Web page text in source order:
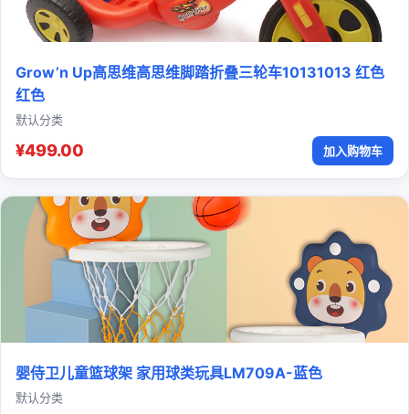
Grow’n Up高思维高思维脚踏折叠三轮车10131013 红色
红色
默认分类
¥499.00 加入购物车
婴侍卫儿童篮球架 家用球类玩具LM709A-蓝色
默认分类